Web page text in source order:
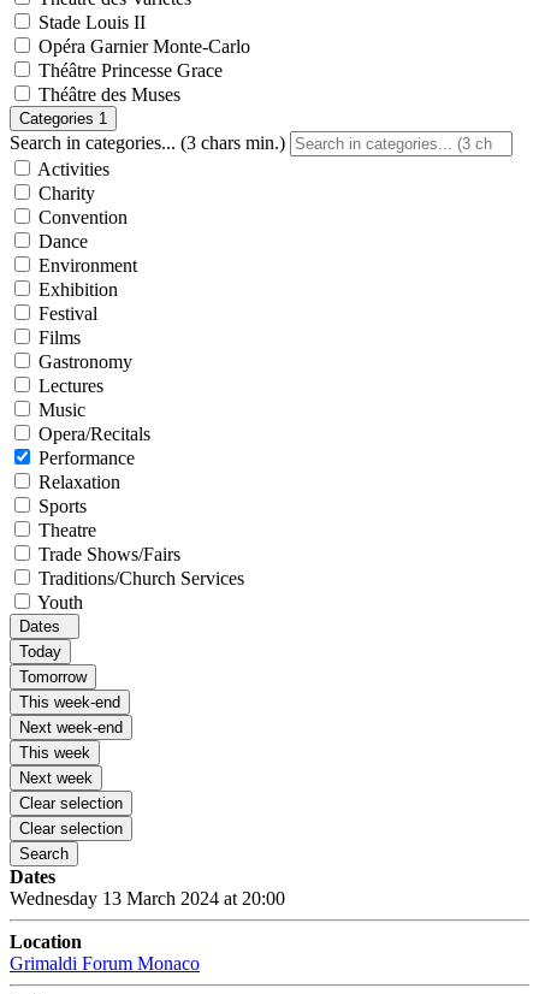
Stade Louis II
Opéra Garnier Monte-Carlo
Théâtre Princesse Grace
Théâtre des Muses
Categories 1
Search in categories... (3 chars min.)
Activities
Charity
Convention
Dance
Environment
Exhibition
Festival
Films
Gastronomy
Lectures
Music
Opera/Recitals
Performance
Relaxation
Sports
Theatre
Trade Shows/Fairs
Traditions/Church Services
Youth
Dates
Today
Tomorrow
This week-end
Next week-end
This week
Next week
Clear selection
Clear selection
Search
Dates
Wednesday 13 March 2024 at 20:00
Location
Grimaldi Forum Monaco